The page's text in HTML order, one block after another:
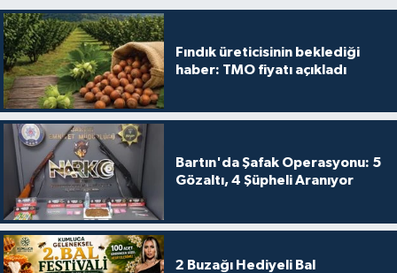
Fındık üreticisinin beklediği
haber: TMO fiyatı açıkladı
Bartın'da Şafak Operasyonu: 5
Gözaltı, 4 Şüpheli Aranıyor
2 Buzağı Hediyeli Bal